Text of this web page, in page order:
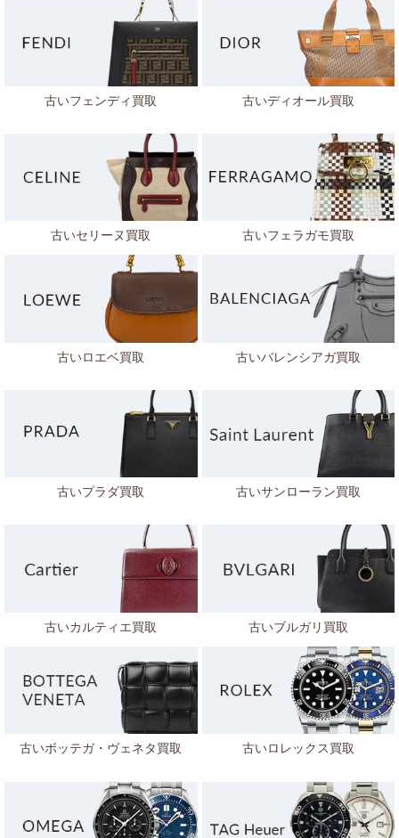
古いフェンディ買取 古いディオール買取
古いセリーヌ買取 古いフェラガモ買取
古いロエベ買取 古いバレンシアガ買取
古いプラダ買取 古いサンローラン買取
古いカルティエ買取 古いブルガリ買取
古いボッテガ・ヴェネタ買取 古いロレックス買取